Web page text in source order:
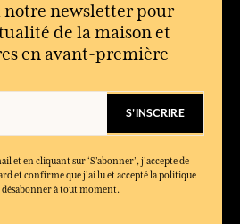
notre newsletter pour
de la maison et
en avant-première
S'INSCRIRE
et en cliquant sur ‘S’abonner’, j'accepte de
et confirme que j'ai lu et accepté la politique
à tout moment.